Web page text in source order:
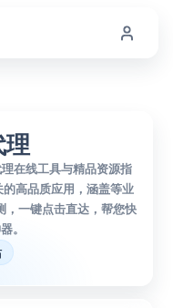
理
在线工具与精品资源指
高品质应用，涵盖等业
，一键点击直达，帮您快
。